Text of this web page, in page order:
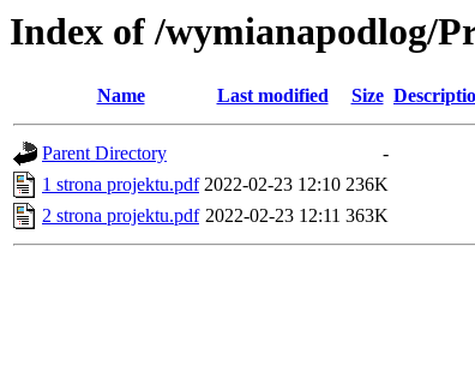
Index of /wymianapodlog/
Name Last modified Size
Parent Directory
-
1 strona projektu.pdf 2022-02-23 12:10 236K
2 strona projektu.pdf 2022-02-23 12:11 363K